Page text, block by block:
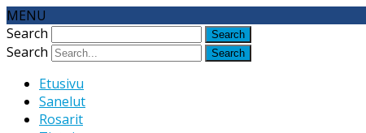
MENU
Search
Search
Etusivu
Sanelut
Rosarit